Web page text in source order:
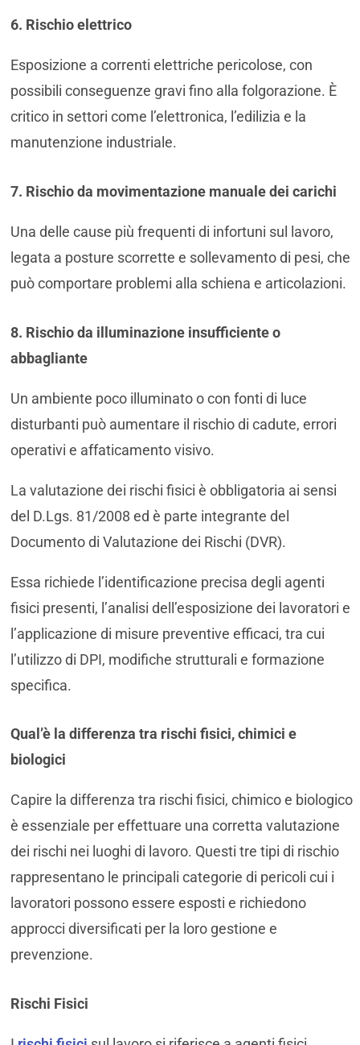
6. Rischio elettrico
Esposizione a correnti elettriche pericolose, con
possibili conseguenze gravi fino alla folgorazione. È
critico in settori come l’elettronica, l’edilizia e la
manutenzione industriale.
7. Rischio da movimentazione manuale dei carichi
Una delle cause più frequenti di infortuni sul lavoro,
legata a posture scorrette e sollevamento di pesi, che
può comportare problemi alla schiena e articolazioni.
8. Rischio da illuminazione insufficiente o
abbagliante
Un ambiente poco illuminato o con fonti di luce
disturbanti può aumentare il rischio di cadute, errori
operativi e affaticamento visivo.
La valutazione dei rischi fisici è obbligatoria ai sensi
del D.Lgs. 81/2008 ed è parte integrante del
Documento di Valutazione dei Rischi (DVR).
Essa richiede l’identificazione precisa degli agenti
fisici presenti, l’analisi dell’esposizione dei lavoratori e
l’applicazione di misure preventive efficaci, tra cui
l’utilizzo di DPI, modifiche strutturali e formazione
specifica.
Qual’è la differenza tra rischi fisici, chimici e
biologici
Capire la differenza tra rischi fisici, chimico e biologico
è essenziale per effettuare una corretta valutazione
dei rischi nei luoghi di lavoro. Questi tre tipi di rischio
rappresentano le principali categorie di pericoli cui i
lavoratori possono essere esposti e richiedono
approcci diversificati per la loro gestione e
prevenzione.
Rischi Fisici